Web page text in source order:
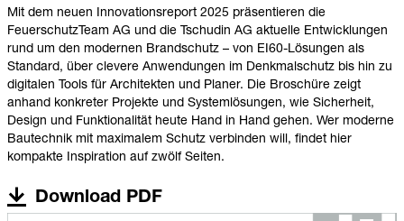
Mit dem neuen Innovationsreport 2025 präsentieren die
FeuerschutzTeam AG und die Tschudin AG aktuelle Entwicklungen
rund um den modernen Brandschutz – von EI60-Lösungen als
Standard, über clevere Anwendungen im Denkmalschutz bis hin zu
digitalen Tools für Architekten und Planer. Die Broschüre zeigt
anhand konkreter Projekte und Systemlösungen, wie Sicherheit,
Design und Funktionalität heute Hand in Hand gehen. Wer moderne
Bautechnik mit maximalem Schutz verbinden will, findet hier
kompakte Inspiration auf zwölf Seiten.
Download PDF